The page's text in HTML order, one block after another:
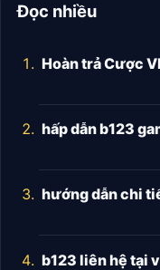
Đọc nhiều
Hoàn trả Cược
hấp dẫn b123
hướng dẫn chi
b123 liên hệ tại